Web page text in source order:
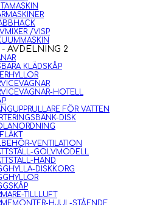
/VISP
- AVDELNING 2
KLÄDSKÅP
HOTELL
FÖR VATTEN
DISK
VENTILATION
GOLVMODELL
HAND
DISKKORG
TILLLUFT
HJUL-STÅENDE